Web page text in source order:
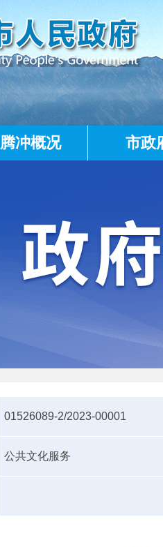
腾冲概况 市政
01526089-2/2023-00001
公共文化服务